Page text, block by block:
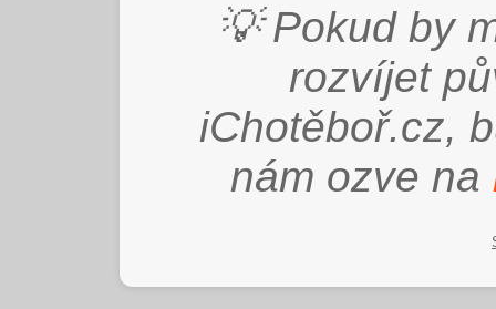
💡 Pokud by
rozvíjet
iChotěboř.cz,
nám ozve na